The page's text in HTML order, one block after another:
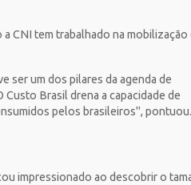
CNI tem trabalhado na mobilização
ser um dos pilares da agenda de
Brasil drena a capacidade de
pelos brasileiros", pontuou.
impressionado ao descobrir o